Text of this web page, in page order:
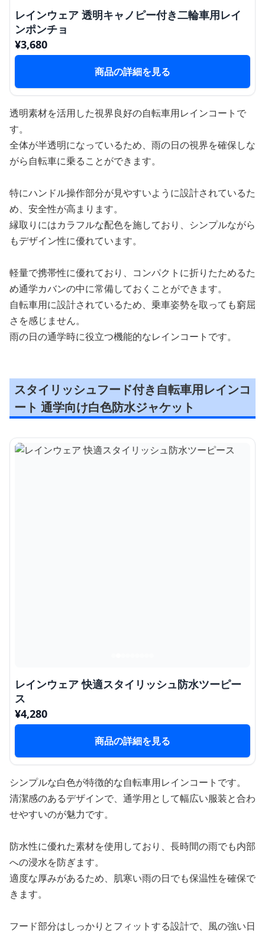
レインウェア 透明キャノピー付き二輪車用レイ
ンポンチョ
¥3,680
商品の詳細を見る
透明素材を活用した視界良好の自転車用レインコートで
す。
全体が半透明になっているため、雨の日の視界を確保しな
がら自転車に乗ることができます。
特にハンドル操作部分が見やすいように設計されているた
め、安全性が高まります。
縁取りにはカラフルな配色を施しており、シンプルながら
もデザイン性に優れています。
軽量で携帯性に優れており、コンパクトに折りたためるた
め通学カバンの中に常備しておくことができます。
自転車用に設計されているため、乗車姿勢を取っても窮屈
さを感じません。
雨の日の通学時に役立つ機能的なレインコートです。
スタイリッシュフード付き自転車用レインコ
ート 通学向け白色防水ジャケット
レインウェア 快適スタイリッシュ防水ツーピー
ス
¥4,280
商品の詳細を見る
シンプルな白色が特徴的な自転車用レインコートです。
清潔感のあるデザインで、通学用として幅広い服装と合わ
せやすいのが魅力です。
防水性に優れた素材を使用しており、長時間の雨でも内部
への浸水を防ぎます。
適度な厚みがあるため、肌寒い雨の日でも保温性を確保で
きます。
フード部分はしっかりとフィットする設計で、風の強い日